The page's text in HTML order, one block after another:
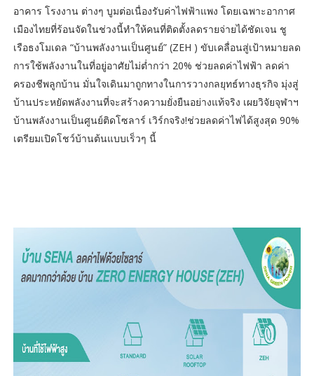
อาคาร โรงงาน ต่างๆ บูมต่อเนื่องรับค่าไฟฟ้าแพง โดยเฉพาะอากาศ
เมืองไทยที่ร้อนจัดในช่วงนี้ทำให้คนที่ติดตั้งลดรายจ่ายได้ชัดเจน ชู
เรือธงโมเดล “บ้านพลังงานเป็นศูนย์” (ZEH ) ขับเคลื่อนสู่เป้าหมายลด
การใช้พลังงานในที่อยู่อาศัยไม่ต่ำกว่า 20% ช่วยลดค่าไฟฟ้า ลดค่า
ครองชีพลูกบ้าน มั่นใจเดินมาถูกทางในการวางกลยุทธ์ทางธุรกิจ มุ่งสู่
บ้านประหยัดพลังงานที่จะสร้างความยั่งยืนอย่างแท้จริง เผยวิจัยจุฬาฯ
บ้านพลังงานเป็นศูนย์ติดโซลาร์ เวิร์กจริง!ช่วยลดค่าไฟได้สูงสุด 90%
เตรียมเปิดโชว์บ้านต้นแบบเร็วๆ นี้